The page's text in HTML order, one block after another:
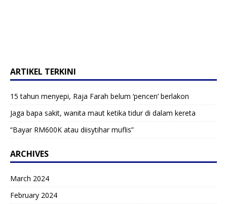
ARTIKEL TERKINI
15 tahun menyepi, Raja Farah belum ‘pencen’ berlakon
Jaga bapa sakit, wanita maut ketika tidur di dalam kereta
“Bayar RM600K atau diisytihar muflis”
ARCHIVES
March 2024
February 2024